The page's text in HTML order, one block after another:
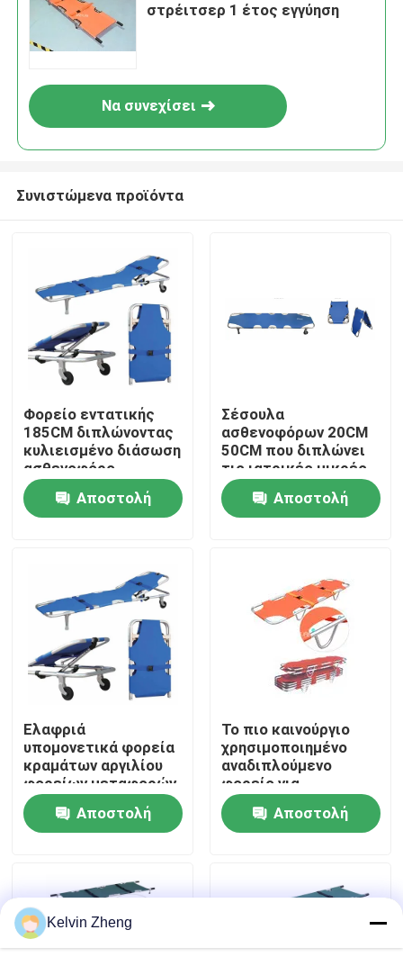
Σπίτι
Προϊόντα
Σχετικά με εμάς
Επισκέψεις στο εργοστάσιο
Έλεγχος ποιότητας
Επικοινωνήστε μαζί μας
Υποθέσεις
στρέιτσερ 1 έτος εγγύηση
Να συνεχίσει
Συνιστώμενα προϊόντα
Φορείο εντατικής
185CM διπλώνοντας
κυλιεισμένο διάσωση
ασθενοφόρο
νοσοκομείων 60
βαθμώνΑποστολή
Σέσουλα
ασθενοφόρων 20CM
50CM που διπλώνει
τις ιατρικές μικρές
ρόδες φορείων για
το νοσοκομείο
Αποστολή
Ελαφριά
υπομονετικά φορεία
κραμάτων αργιλίου
φορείων μεταφορών
με το ιατρικό
κρεβάτι φορείων
έκτακτης ανάγκης
Αποστολή
Το πιο καινούργιο
χρησιμοποιημένο
αναδιπλούμενο
φορείο για
τραυματίες.
Αποστολή
Kelvin Zheng